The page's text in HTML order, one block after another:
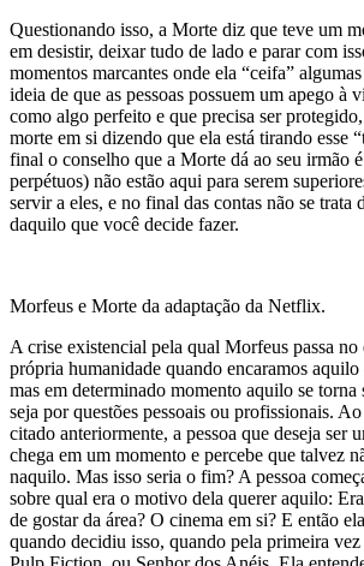
Questionando isso, a Morte diz que teve um
em desistir, deixar tudo de lado e parar com
momentos marcantes onde ela “ceifa”
ideia de que as pessoas possuem um apego à
como algo perfeito e que precisa ser
morte em si dizendo que ela está tirando esse
final o conselho que a Morte dá ao seu irmão
perpétuos) não estão aqui para serem
servir a eles, e no final das contas não se
daquilo que você decide fazer.
Morfeus e Morte da adaptação da Netflix.
A crise existencial pela qual Morfeus passa no
própria humanidade quando encaramos aquilo
mas em determinado momento aquilo se torna
seja por questões pessoais ou profissionais.
citado anteriormente, a pessoa que deseja ser
chega em um momento e percebe que talvez
naquilo. Mas isso seria o fim? A pessoa
sobre qual era o motivo dela querer aquilo:
de gostar da área? O cinema em si? E então
quando decidiu isso, quando pela primeira